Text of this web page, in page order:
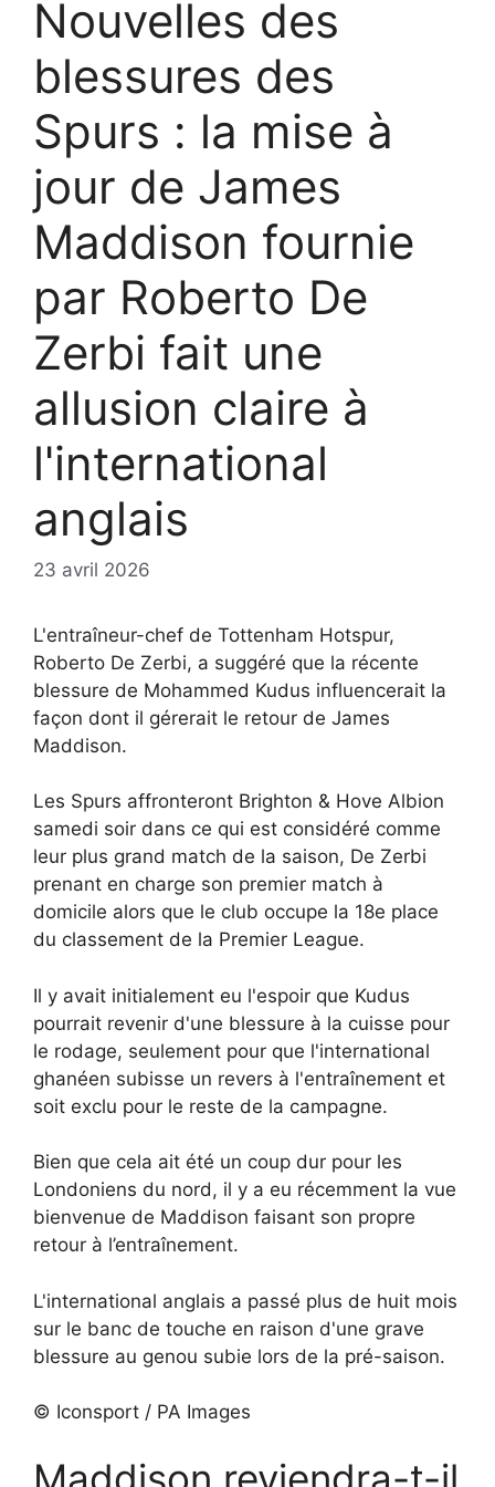
Nouvelles des
blessures des
Spurs : la mise à
jour de James
Maddison fournie
par Roberto De
Zerbi fait une
allusion claire à
l'international
anglais
23 avril 2026
L'entraîneur-chef de Tottenham Hotspur,
Roberto De Zerbi, a suggéré que la récente
blessure de Mohammed Kudus influencerait la
façon dont il gérerait le retour de James
Maddison.
Les Spurs affronteront Brighton & Hove Albion
samedi soir dans ce qui est considéré comme
leur plus grand match de la saison, De Zerbi
prenant en charge son premier match à
domicile alors que le club occupe la 18e place
du classement de la Premier League.
Il y avait initialement eu l'espoir que Kudus
pourrait revenir d'une blessure à la cuisse pour
le rodage, seulement pour que l'international
ghanéen subisse un revers à l'entraînement et
soit exclu pour le reste de la campagne.
Bien que cela ait été un coup dur pour les
Londoniens du nord, il y a eu récemment la vue
bienvenue de Maddison faisant son propre
retour à l’entraînement.
L'international anglais a passé plus de huit mois
sur le banc de touche en raison d'une grave
blessure au genou subie lors de la pré-saison.
© Iconsport / PA Images